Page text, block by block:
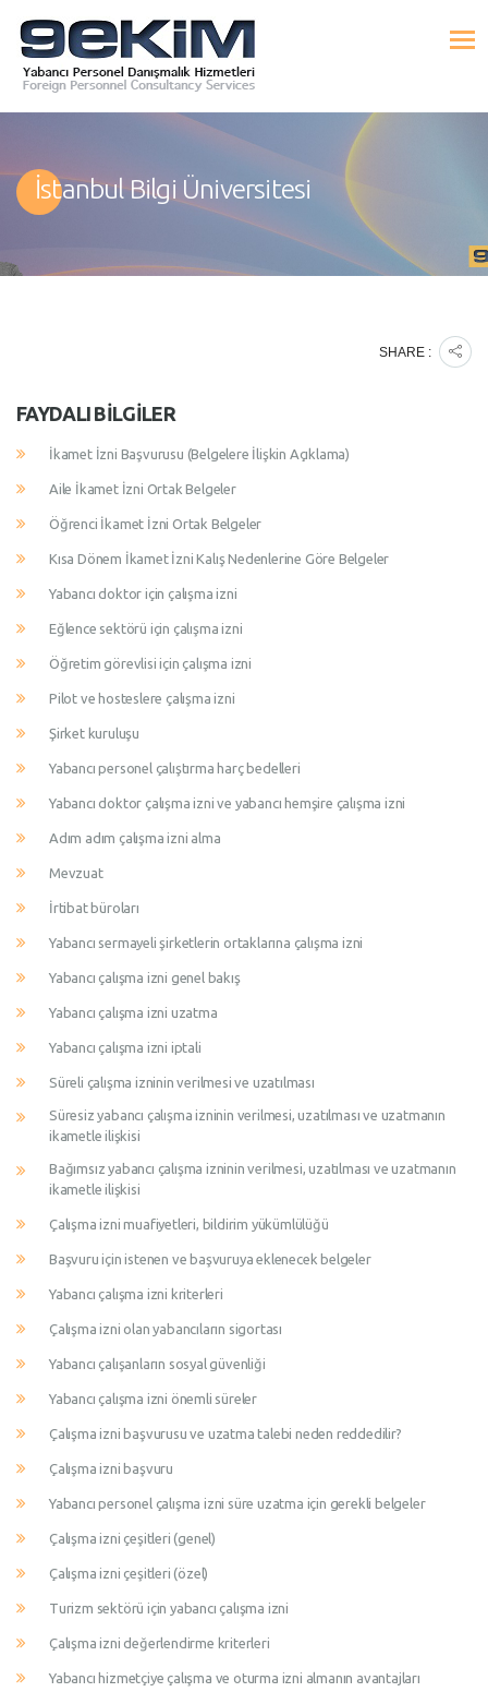
İstanbul Bilgi Üniversitesi
SHARE :
FAYDALI BILGILER
İkamet İzni Başvurusu (Belgelere İlişkin Açıklama)
Aile İkamet İzni Ortak Belgeler
Öğrenci İkamet İzni Ortak Belgeler
Kısa Dönem İkamet İzni Kalış Nedenlerine Göre Belgeler
Yabancı doktor için çalışma izni
Eğlence sektörü için çalışma izni
Öğretim görevlisi için çalışma izni
Pilot ve hosteslere çalışma izni
Şirket kuruluşu
Yabancı personel çalıştırma harç bedelleri
Yabancı doktor çalışma izni ve yabancı hemşire çalışma izni
Adım adım çalışma izni alma
Mevzuat
İrtibat büroları
Yabancı sermayeli şirketlerin ortaklarına çalışma izni
Yabancı çalışma izni genel bakış
Yabancı çalışma izni uzatma
Yabancı çalışma izni iptali
Süreli çalışma izninin verilmesi ve uzatılması
Süresiz yabancı çalışma izninin verilmesi, uzatılması ve uzatmanın
ikametle ilişkisi
Bağımsız yabancı çalışma izninin verilmesi, uzatılması ve uzatmanın
ikametle ilişkisi
Çalışma izni muafiyetleri, bildirim yükümlülüğü
Başvuru için istenen ve başvuruya eklenecek belgeler
Yabancı çalışma izni kriterleri
Çalışma izni olan yabancıların sigortası
Yabancı çalışanların sosyal güvenliği
Yabancı çalışma izni önemli süreler
Çalışma izni başvurusu ve uzatma talebi neden reddedilir?
Çalışma izni başvuru
Yabancı personel çalışma izni süre uzatma için gerekli belgeler
Çalışma izni çeşitleri (genel)
Çalışma izni çeşitleri (özel)
Turizm sektörü için yabancı çalışma izni
Çalışma izni değerlendirme kriterleri
Yabancı hizmetçiye çalışma ve oturma izni almanın avantajları